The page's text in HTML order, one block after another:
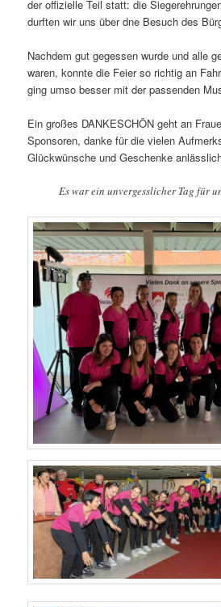
der offizielle Teil statt: die
durften wir uns über dne Besuch des
Nachdem gut gegessen wurde und alle
waren, konnte die Feier so richtig an
ging umso besser mit der passenden
Ein großes DANKESCHÖN geht an
Sponsoren, danke für die vielen
Glückwünsche und Geschenke
Es war ein unvergesslicher Tag für